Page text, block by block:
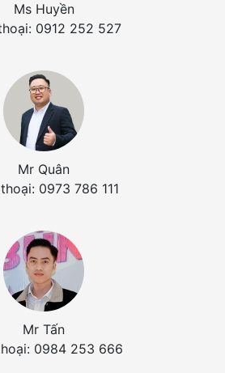
Ms Huyền
0912 252 527
Mr Quân
0973 786 111
Mr Tấn
0984 253 666